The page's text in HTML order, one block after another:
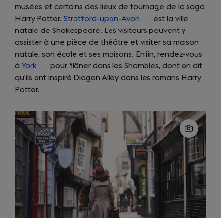
a
musées et certains des lieux de tournage de la saga
Harry Potter. Stratford-upon-Avon (opens
in
a
new
tab)
est la ville
natale de Shakespeare. Les visiteurs peuvent y
assister à une pièce de théâtre et visiter sa maison
natale, son école et ses maisons. Enfin, rendez-vous
à York (opens
in
a
tab)
pour flâner dans les Shambles, dont on dit
qu’ils ont inspiré Diagon Alley dans les romans Harry
Potter.